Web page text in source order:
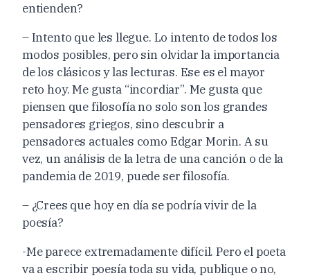
entienden?
– Intento que les llegue. Lo intento de todos los
modos posibles, pero sin olvidar la importancia
de los clásicos y las lecturas. Ese es el mayor
reto hoy. Me gusta “incordiar”. Me gusta que
piensen que filosofía no solo son los grandes
pensadores griegos, sino descubrir a
pensadores actuales como Edgar Morin. A su
vez, un análisis de la letra de una canción o de la
pandemia de 2019, puede ser filosofía.
– ¿Crees que hoy en día se podría vivir de la
poesía?
-Me parece extremadamente difícil. Pero el poeta
va a escribir poesía toda su vida, publique o no,